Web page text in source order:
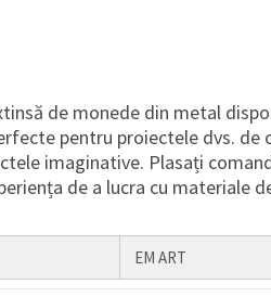
de monede din metal
pentru proiectele dvs. de
imaginative. Plasați
de a lucra cu materiale
EM ART